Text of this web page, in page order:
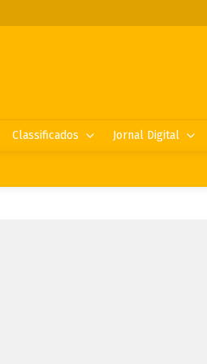
Classificados Jornal Digital